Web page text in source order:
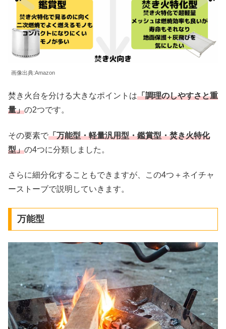
画像出典:Amazon
焚き火台を分ける大きなポイントは「調理のしやすさと重
量」の2つです。
その要素で「万能型・軽量汎用型・鑑賞型・焚き火特化
型」の4つに分類しました。
さらに細分化することもできますが、この4つ＋ネイチャ
ーストーブで説明していきます。
万能型